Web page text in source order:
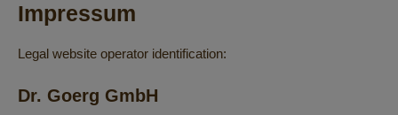
Impressum
Legal website operator identification:
Dr. Goerg GmbH